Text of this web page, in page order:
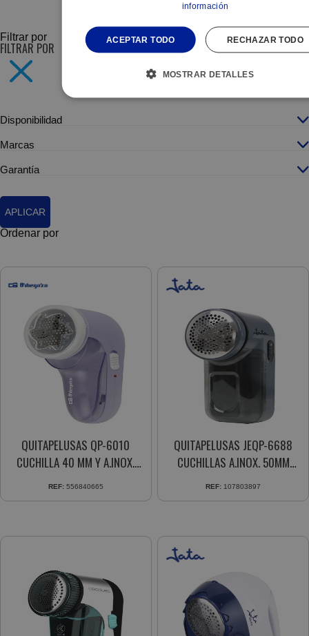
Filtrar por
FILTRAR POR
Disponibilidad
Marcas
Garantía
APLICAR
Ordenar por
QUITAPELUSAS QP-6010
CUCHILLA 40 MM Y A.INOX.
RECARGABLE 3WTS.
REF: 556840665
QUITAPELUSAS JEQP-6688
CUCHILLAS A.INOX. 50MM
CEPILLO ROPA FUNCIONA CON
PILAS
REF: 107803897
información
ACEPTAR TODO RECHAZAR TODO
MOSTRAR DETALLES